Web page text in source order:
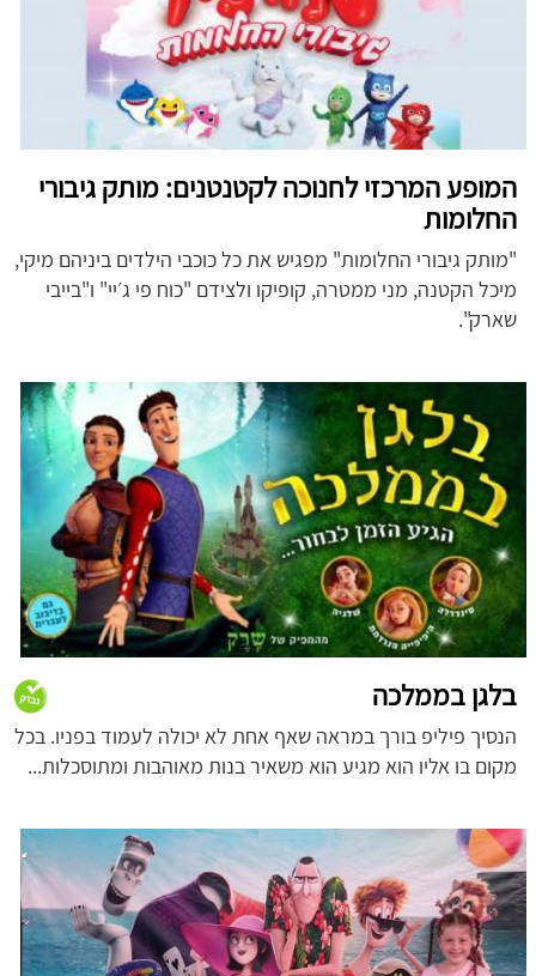
המופע המרכזי לחנוכה לקטנטנים: מותק גיבורי
החלומות
"מותק גיבורי החלומות" מפגיש את כל כוכבי הילדים ביניהם מיקי,
מיכל הקטנה, מני ממטרה, קופיקו ולצידם "כוח פי ג׳יי" ו"בייבי
שארק".
בלגן בממלכה
הנסיך פיליפ בורך במראה שאף אחת לא יכולה לעמוד בפניו. בכל
מקום בו אליו הוא מגיע הוא משאיר בנות מאוהבות ומתוסכלות...